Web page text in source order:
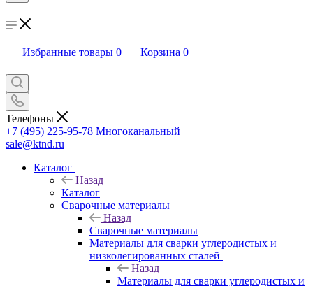
Избранные товары 0 Корзина 0
Телефоны
+7 (495) 225-95-78 Многоканальный
sale@ktnd.ru
Каталог
Назад
Каталог
Сварочные материалы
Назад
Сварочные материалы
Материалы для сварки углеродистых и
низколегированных сталей
Назад
Материалы для сварки углеродистых и